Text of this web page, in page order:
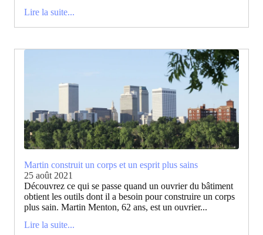
Lire la suite...
Martin construit un corps et un esprit plus sains
25 août 2021
Découvrez ce qui se passe quand un ouvrier du bâtiment
obtient les outils dont il a besoin pour construire un corps
plus sain. Martin Menton, 62 ans, est un ouvrier...
Lire la suite...